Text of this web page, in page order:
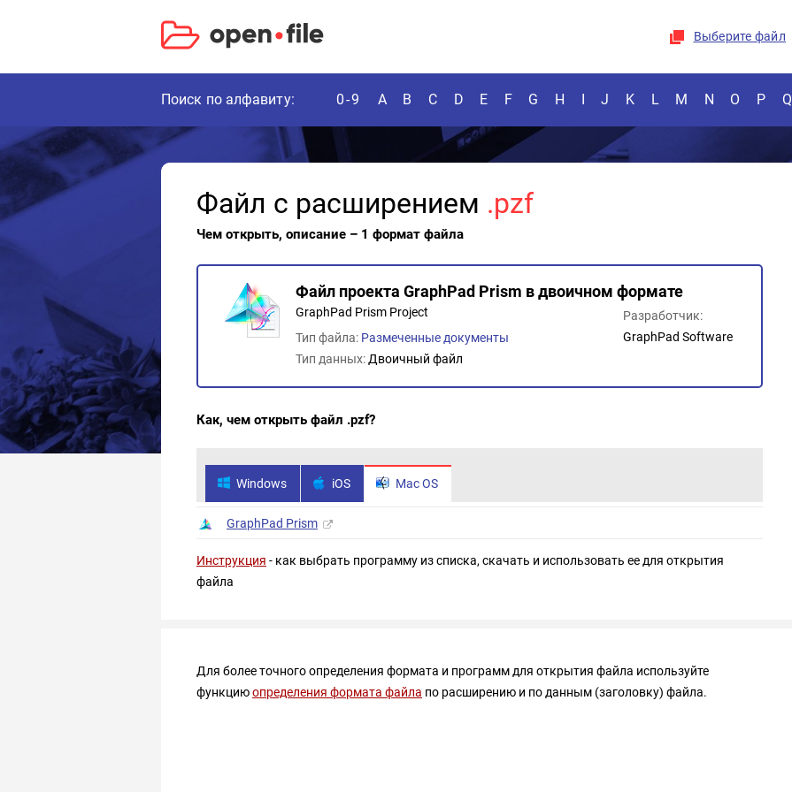
Выберите файл
Поиск по алфавиту: 0-9 A B C D E F G H I J K L M N O P Q
Файл с расширением .pzf
Чем открыть, описание – 1 формат файла
Файл проекта GraphPad Prism в двоичном формате
GraphPad Prism Project
Тип файла: Размеченные документы
Тип данных: Двоичный файл
Разработчик:
GraphPad Software
Как, чем открыть файл .pzf?
Windows iOS Mac OS
GraphPad Prism
Инструкция - как выбрать программу из списка, скачать и использовать ее для открытия
файла
Для более точного определения формата и программ для открытия файла используйте
функциюопределения формата файла по расширению и по данным (заголовку) файла.